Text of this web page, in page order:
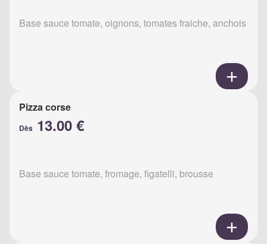
Base sauce tomate, oignons, tomates fraiche, anchois
Pizza corse
Dès 13.00 €
Base sauce tomate, fromage, figatelli, brousse